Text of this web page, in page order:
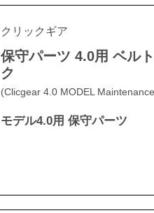
クリックギア
保守パーツ 4.0用 ベル
ク
(Clicgear 4.0 MODEL
モデル4.0用 保守パーツ